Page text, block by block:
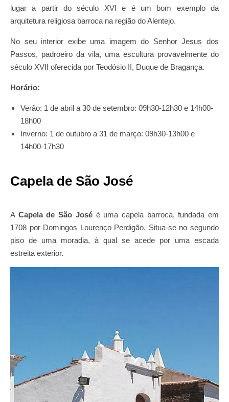
lugar a partir do século XVI e é um bom exemplo da
arquitetura religiosa barroca na região do Alentejo.
No seu interior exibe uma imagem do Senhor Jesus dos
Passos, padroeiro da vila, uma escultura provavelmente do
século XVII oferecida por Teodósio II, Duque de Bragança.
Horário:
Verão: 1 de abril a 30 de setembro: 09h30-12h30 e 14h00-
18h00
Inverno: ​1 de outubro a 31 de março: 09h30-13h00 e
14h00-17h30​
Capela de São José
A Capela de São Joséé uma capela barroca, fundada em
1708 por Domingos Lourenço Perdigão. Situa-se no segundo
piso de uma moradia, à qual se acede por uma escada
estreita exterior.